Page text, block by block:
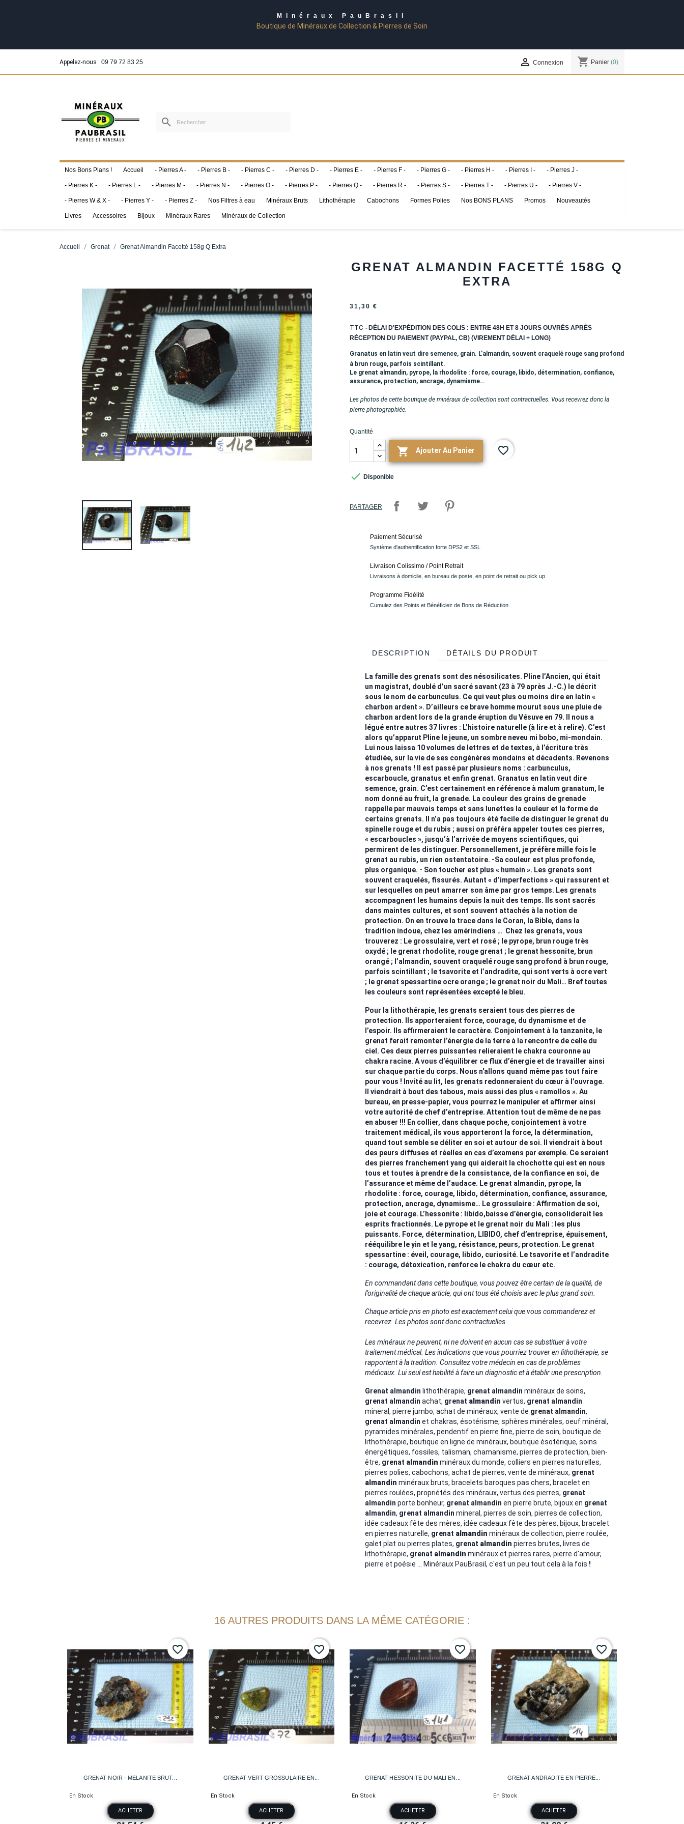
Minéraux PauBrasil
Boutique de Minéraux de Collection & Pierres de Soin
Appelez-nous : 09 79 72 83 25  Connexion shopping_cart Panier (0)
search
Nos Bons Plans ! Accueil - Pierres A - - Pierres B - - Pierres C - - Pierres D - - Pierres E - - Pierres F - - Pierres G - - Pierres H - - Pierres I - - Pierres J -
- Pierres K - - Pierres L - - Pierres M - - Pierres N - - Pierres O - - Pierres P - - Pierres Q - - Pierres R - - Pierres S - - Pierres T - - Pierres U - - Pierres V -
- Pierres W & X - - Pierres Y - - Pierres Z - Nos Filtres à eau Minéraux Bruts Lithothérapie Cabochons Formes Polies Nos BONS PLANS Promos Nouveautés
Livres Accessoires Bijoux Minéraux Rares Minéraux de Collection
Accueil Grenat Grenat Almandin Facetté 158g Q Extra
GRENAT ALMANDIN FACETTÉ 158G Q
EXTRA
31,30 €
TTC
DÉLAI D'EXPÉDITION DES COLIS : ENTRE 48H ET 8 JOURS OUVRÉS APRÈS
RÉCEPTION DU PAIEMENT (PAYPAL, CB) (VIREMENT DÉLAI + LONG)
Granatus en latin veut dire semence, grain. L’almandin, souvent craquelé rouge sang profond
à brun rouge, parfois scintillant.
Le grenat almandin, pyrope, la rhodolite : force, courage, libido, détermination, confiance,
assurance, protection, ancrage, dynamisme…
Les photos de cette boutique de minéraux de collection sont contractuelles. Vous recevrez donc la
pierre photographiée.
Quantité
 Ajouter Au Panier favorite_border
 Disponible
PARTAGER
Paiement Sécurisé
Système d'authentification forte DPS2 et SSL
Livraison Colissimo / Point Retrait
Livraisons à domicile, en bureau de poste, en point de retrait ou pick up
Programme Fidélité
Cumulez des Points et Bénéficiez de Bons de Réduction
DESCRIPTION DÉTAILS DU PRODUIT
La famille des grenats sont des nésosilicates. Pline l’Ancien, qui était
un magistrat, doublé d’un sacré savant (23 à 79 après J.-C.) le décrit
sous le nom de carbunculus. Ce qui veut plus ou moins dire en latin «
charbon ardent ». D’ailleurs ce brave homme mourut sous une pluie de
charbon ardent lors de la grande éruption du Vésuve en 79. Il nous a
légué entre autres 37 livres : L’histoire naturelle (à lire et à relire). C’est
alors qu’apparut Pline le jeune, un sombre neveu mi bobo, mi-mondain.
Lui nous laissa 10 volumes de lettres et de textes, à l’écriture très
étudiée, sur la vie de ses congénères mondains et décadents. Revenons
à nos grenats ! Il est passé par plusieurs noms : carbunculus,
escarboucle, granatus et enfin grenat. Granatus en latin veut dire
semence, grain. C’est certainement en référence à malum granatum, le
nom donné au fruit, la grenade. La couleur des grains de grenade
rappelle par mauvais temps et sans lunettes la couleur et la forme de
certains grenats. Il n’a pas toujours été facile de distinguer le grenat du
spinelle rouge et du rubis ; aussi on préféra appeler toutes ces pierres,
« escarboucles », jusqu’à l’arrivée de moyens scientifiques, qui
permirent de les distinguer. Personnellement, je préfère mille fois le
grenat au rubis, un rien ostentatoire. -Sa couleur est plus profonde,
plus organique. - Son toucher est plus « humain ». Les grenats sont
souvent craquelés, fissurés. Autant « d’imperfections » qui rassurent et
sur lesquelles on peut amarrer son âme par gros temps. Les grenats
accompagnent les humains depuis la nuit des temps. Ils sont sacrés
dans maintes cultures, et sont souvent attachés à la notion de
protection. On en trouve la trace dans le Coran, la Bible, dans la
tradition indoue, chez les amérindiens … Chez les grenats, vous
trouverez : Le grossulaire, vert et rosé ; le pyrope, brun rouge très
oxydé ; le grenat rhodolite, rouge grenat ; le grenat hessonite, brun
orangé ; l’almandin, souvent craquelé rouge sang profond à brun rouge,
parfois scintillant ; le tsavorite et l’andradite, qui sont verts à ocre vert
; le grenat spessartine ocre orange ; le grenat noir du Mali… Bref toutes
les couleurs sont représentées excepté le bleu.
Pour la lithothérapie, les grenats seraient tous des pierres de
protection. Ils apporteraient force, courage, du dynamisme et de
l’espoir. Ils affirmeraient le caractère. Conjointement à la tanzanite, le
grenat ferait remonter l’énergie de la terre à la rencontre de celle du
ciel. Ces deux pierres puissantes relieraient le chakra couronne au
chakra racine. A vous d’équilibrer ce flux d’énergie et de travailler ainsi
sur chaque partie du corps. Nous n'allons quand même pas tout faire
pour vous ! Invité au lit, les grenats redonneraient du cœur à l’ouvrage.
Il viendrait à bout des tabous, mais aussi des plus « ramollos ». Au
bureau, en presse-papier, vous pourrez le manipuler et affirmer ainsi
votre autorité de chef d’entreprise. Attention tout de même de ne pas
en abuser !!! En collier, dans chaque poche, conjointement à votre
traitement médical, ils vous apporteront la force, la détermination,
quand tout semble se déliter en soi et autour de soi. Il viendrait à bout
des peurs diffuses et réelles en cas d’examens par exemple. Ce seraient
des pierres franchement yang qui aiderait la chochotte qui est en nous
tous et toutes à prendre de la consistance, de la confiance en soi, de
l’assurance et même de l’audace. Le grenat almandin, pyrope, la
rhodolite : force, courage, libido, détermination, confiance, assurance,
protection, ancrage, dynamisme… Le grossulaire : Affirmation de soi,
joie et courage. L’hessonite : libido,baisse d’énergie, consoliderait les
esprits fractionnés. Le pyrope et le grenat noir du Mali : les plus
puissants. Force, détermination, LIBIDO, chef d’entreprise, épuisement,
rééquilibre le yin et le yang, résistance, peurs, protection. Le grenat
spessartine : éveil, courage, libido, curiosité. Le tsavorite et l’andradite
: courage, détoxication, renforce le chakra du cœur etc.
En commandant dans cette boutique, vous pouvez être certain de la qualité, de
l’originalité de chaque article, qui ont tous été choisis avec le plus grand soin.
Chaque article pris en photo est exactement celui que vous commanderez et
recevrez. Les photos sont donc contractuelles.
Les minéraux ne peuvent, ni ne doivent en aucun cas se substituer à votre
traitement médical. Les indications que vous pourriez trouver en lithothérapie, se
rapportent à la tradition. Consultez votre médecin en cas de problèmes
médicaux. Lui seul est habilité à faire un diagnostic et à établir une prescription.
Grenat almandin lithothérapie, grenat almandin minéraux de soins,
grenat almandin achat, grenat almandin vertus, grenat almandin
mineral, pierre jumbo, achat de minéraux, vente de grenat almandin,
grenat almandin et chakras, ésotérisme, sphères minérales, oeuf minéral,
pyramides minérales, pendentif en pierre fine, pierre de soin, boutique de
lithothérapie, boutique en ligne de minéraux, boutique ésotérique, soins
énergétiques, fossiles, talisman, chamanisme, pierres de protection, bien-
être, grenat almandin minéraux du monde, colliers en pierres naturelles,
pierres polies, cabochons, achat de pierres, vente de minéraux, grenat
almandin minéraux bruts, bracelets baroques pas chers, bracelet en
pierres roulées, propriétés des minéraux, vertus des pierres, grenat
almandin porte bonheur, grenat almandin en pierre brute, bijoux en grenat
almandin, grenat almandin mineral, pierres de soin, pierres de collection,
idée cadeaux fête des mères, idée cadeaux fête des pères, bijoux, bracelet
en pierres naturelle, grenat almandin minéraux de collection, pierre roulée,
galet plat ou pierres plates, grenat almandin pierres brutes, livres de
lithothérapie, grenat almandin minéraux et pierres rares, pierre d'amour,
pierre et poésie ... Minéraux PauBrasil, c'est un peu tout cela à la fois !
16 AUTRES PRODUITS DANS LA MÊME CATÉGORIE :
GRENAT NOIR - MELANITE BRUT...
En Stock
ACHETER
favorite_border
GRENAT VERT GROSSULAIRE EN...
En Stock
ACHETER
favorite_border
GRENAT HESSONITE DU MALI EN...
En Stock
ACHETER
favorite_border
GRENAT ANDRADITE EN PIERRE...
En Stock
ACHETER
favorite_border